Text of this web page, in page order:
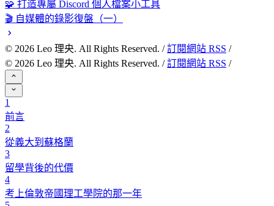
🧩 打造專屬 Discord 個人檔案小工具
🎬 自媒體的錄影復盤（一）
© 2026 Leo 理央. All Rights Reserved. /訂閱網站 RSS /
© 2026 Leo 理央. All Rights Reserved. /訂閱網站 RSS /
1
前言
2
從義大到蘇格蘭
3
留學背後的代價
4
考上倫敦帝國理工學院的那一年